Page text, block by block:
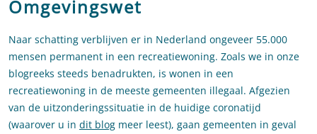
Omgevingswet
Naar schatting verblijven er in Nederland ongeveer 55.000
mensen permanent in een recreatiewoning. Zoals we in onze
blogreeks steeds benadrukten, is wonen in een
recreatiewoning in de meeste gemeenten illegaal. Afgezien
van de uitzonderingssituatie in de huidige coronatijd
(waarover u in dit blog meer leest), gaan gemeenten in geval